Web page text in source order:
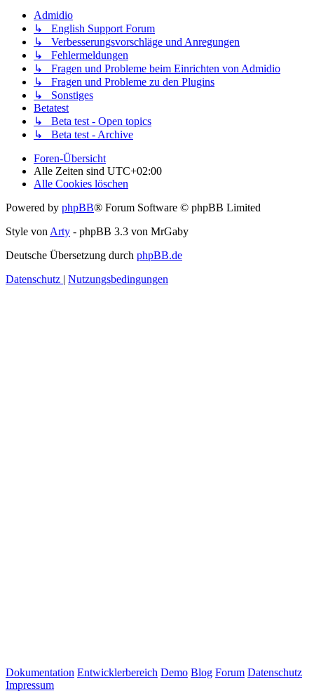
Admidio
↳ English Support Forum
↳ Verbesserungsvorschläge und Anregungen
↳ Fehlermeldungen
↳ Fragen und Probleme beim Einrichten von Admidio
↳ Fragen und Probleme zu den Plugins
↳ Sonstiges
Betatest
↳ Beta test - Open topics
↳ Beta test - Archive
Foren-Übersicht
Alle Zeiten sind UTC+02:00
Alle Cookies löschen
Powered by phpBB® Forum Software © phpBB Limited
Style vonArty - phpBB 3.3 von MrGaby
Deutsche Übersetzung durch phpBB.de
Datenschutz | Nutzungsbedingungen
Dokumentation Entwicklerbereich Demo Blog Forum Datenschutz
Impressum